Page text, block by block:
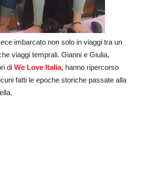
imbarcato non solo in viaggi tra un
viaggi temprali. Gianni e Giulia,
di We Love Italia, hanno ripercorso
fatti le epoche storiche passate alla